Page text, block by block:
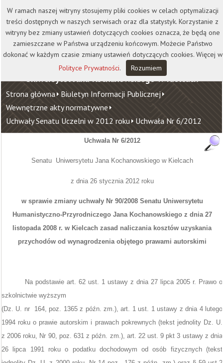
Kontakt Biblioteka
Wydawnictwo
Wirtualna Uczelnia
Uniwersytet Jana Kochanowskiego w Kielcach
Strona główna Biuletyn Informacji Publicznej
Wewnętrzne akty normatywne
Uchwały Senatu Uczelni w 2012 roku Uchwała Nr 6/2012
Uchwała Nr 6/2012
Senatu Uniwersytetu Jana Kochanowskiego w Kielcach
z dnia 26 stycznia 2012 roku
w sprawie zmiany uchwały Nr 90/2008 Senatu Uniwersytetu
Humanistyczno-Przyrodniczego Jana Kochanowskiego z dnia 27
listopada 2008 r. w Kielcach zasad naliczania kosztów uzyskania
przychodów od wynagrodzenia objętego prawami autorskimi
Na podstawie art. 62 ust. 1 ustawy z dnia 27 lipca 2005 r. Prawo o
szkolnictwie wyższym
(Dz. U. nr 164, poz. 1365 z późn. zm.), art. 1 ust. 1 ustawy z dnia 4 lutego
1994 roku o prawie autorskim i prawach pokrewnych (tekst jednolity Dz. U.
z 2006 roku, Nr 90, poz. 631 z późn. zm.), art. 22 ust. 9 pkt 3 ustawy z dnia
26 lipca 1991 roku o podatku dochodowym od osób fizycznych (tekst
W ramach naszej witryny stosujemy pliki cookies w celach optymalizacji
treści dostępnych w naszych serwisach oraz dla statystyk. Korzystanie z
witryny bez zmiany ustawień dotyczących cookies oznacza, że będą one
zamieszczane w Państwa urządzeniu końcowym. Możecie Państwo
dokonać w każdym czasie zmiany ustawień dotyczących cookies. Więcej w
Polityce Prywatności. Rozumiem